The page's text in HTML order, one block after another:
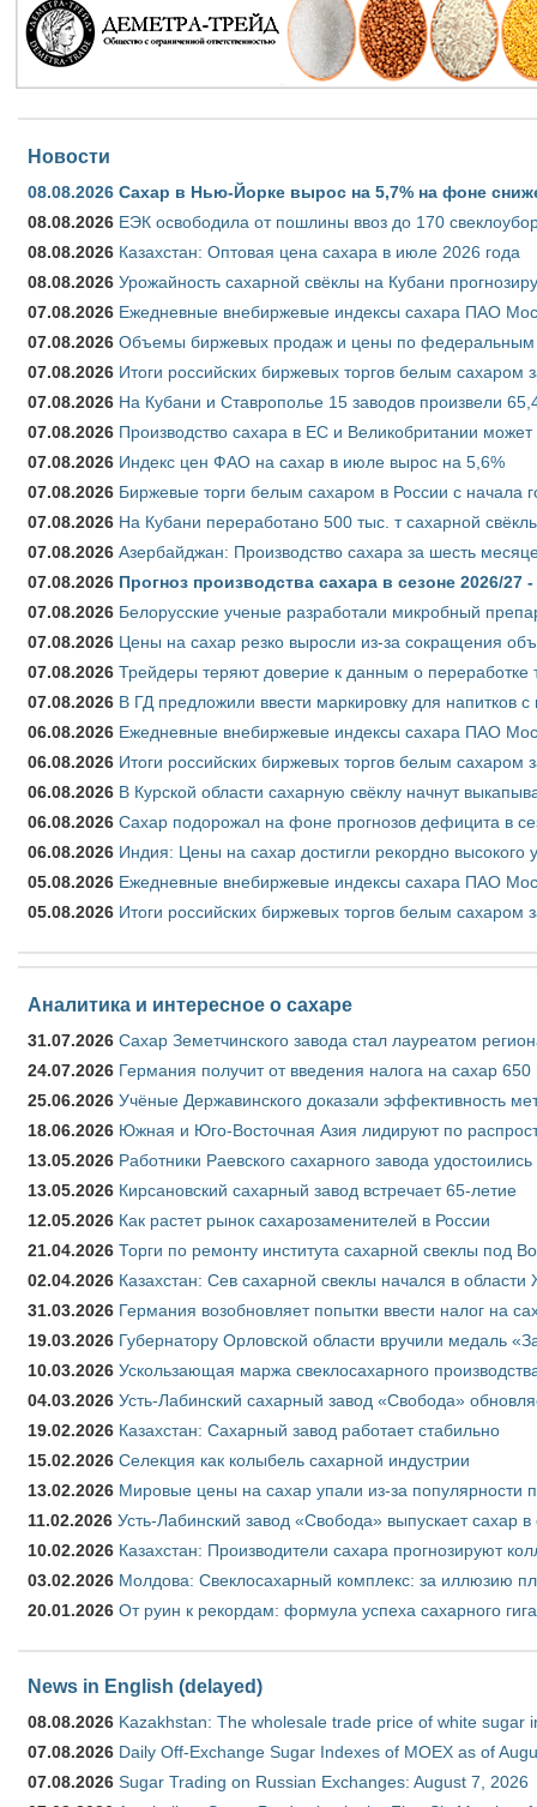
Новости
08.08.2026 Сахар в Нью-Йорке вырос на 5,7% на фоне
08.08.2026 ЕЭК освободила от пошлины ввоз до 170
08.08.2026 Казахстан: Оптовая цена сахара в июле 2026 года
08.08.2026 Урожайность сахарной свёклы на Кубани
07.08.2026 Ежедневные внебиржевые индексы сахара ПАО
07.08.2026 Объемы биржевых продаж и цены по федеральным
07.08.2026 Итоги российских биржевых торгов белым сахаром
07.08.2026 На Кубани и Ставрополье 15 заводов произвели
07.08.2026 Производство сахара в ЕС и Великобритании
07.08.2026 Индекс цен ФАО на сахар в июле вырос на 5,6%
07.08.2026 Биржевые торги белым сахаром в России с начала
07.08.2026 На Кубани переработано 500 тыс. т сахарной
07.08.2026 Азербайджан: Производство сахара за шесть
07.08.2026 Прогноз производства сахара в сезоне 2026/
07.08.2026 Белорусские ученые разработали микробный
07.08.2026 Цены на сахар резко выросли из-за сокращения
07.08.2026 Трейдеры теряют доверие к данным о переработке
07.08.2026 В ГД предложили ввести маркировку для напитков
06.08.2026 Ежедневные внебиржевые индексы сахара ПАО
06.08.2026 Итоги российских биржевых торгов белым сахаром
06.08.2026 В Курской области сахарную свёклу начнут
06.08.2026 Сахар подорожал на фоне прогнозов дефицита в
06.08.2026 Индия: Цены на сахар достигли рекордно высокого
05.08.2026 Ежедневные внебиржевые индексы сахара ПАО
05.08.2026 Итоги российских биржевых торгов белым сахаром
Аналитика и интересное о сахаре
31.07.2026 Сахар Земетчинского завода стал лауреатом
24.07.2026 Германия получит от введения налога на сахар
25.06.2026 Учёные Державинского доказали эффективность
18.06.2026 Южная и Юго-Восточная Азия лидируют по
13.05.2026 Работники Раевского сахарного завода удостоились
13.05.2026 Кирсановский сахарный завод встречает 65-летие
12.05.2026 Как растет рынок сахарозаменителей в России
21.04.2026 Торги по ремонту института сахарной свеклы под
02.04.2026 Казахстан: Сев сахарной свеклы начался в области
31.03.2026 Германия возобновляет попытки ввести налог на
19.03.2026 Губернатору Орловской области вручили медаль
10.03.2026 Ускользающая маржа свеклосахарного
04.03.2026 Усть-Лабинский сахарный завод «Свобода»
19.02.2026 Казахстан: Сахарный завод работает стабильно
15.02.2026 Селекция как колыбель сахарной индустрии
13.02.2026 Мировые цены на сахар упали из-за популярности
11.02.2026 Усть-Лабинский завод «Свобода» выпускает сахар в
10.02.2026 Казахстан: Производители сахара прогнозируют
03.02.2026 Молдова: Свеклосахарный комплекс: за иллюзию
20.01.2026 От руин к рекордам: формула успеха сахарного
News in English (delayed)
08.08.2026 Kazakhstan: The wholesale trade price of white sugar
07.08.2026 Daily Off-Exchange Sugar Indexes of MOEX as of
07.08.2026 Sugar Trading on Russian Exchanges: August 7, 2026